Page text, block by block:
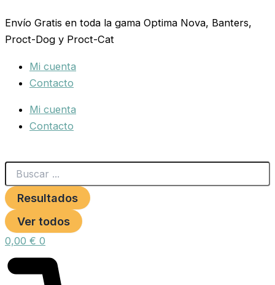
al
contenido
Envío Gratis en toda la gama Optima Nova, Banters,
Proct-Dog y Proct-Cat
Mi cuenta
Contacto
Mi cuenta
Contacto
...
Resultados
Ver todos
0,00 € 0
PIENSO
MICRO
1
PERIQUITOS.
cantidad